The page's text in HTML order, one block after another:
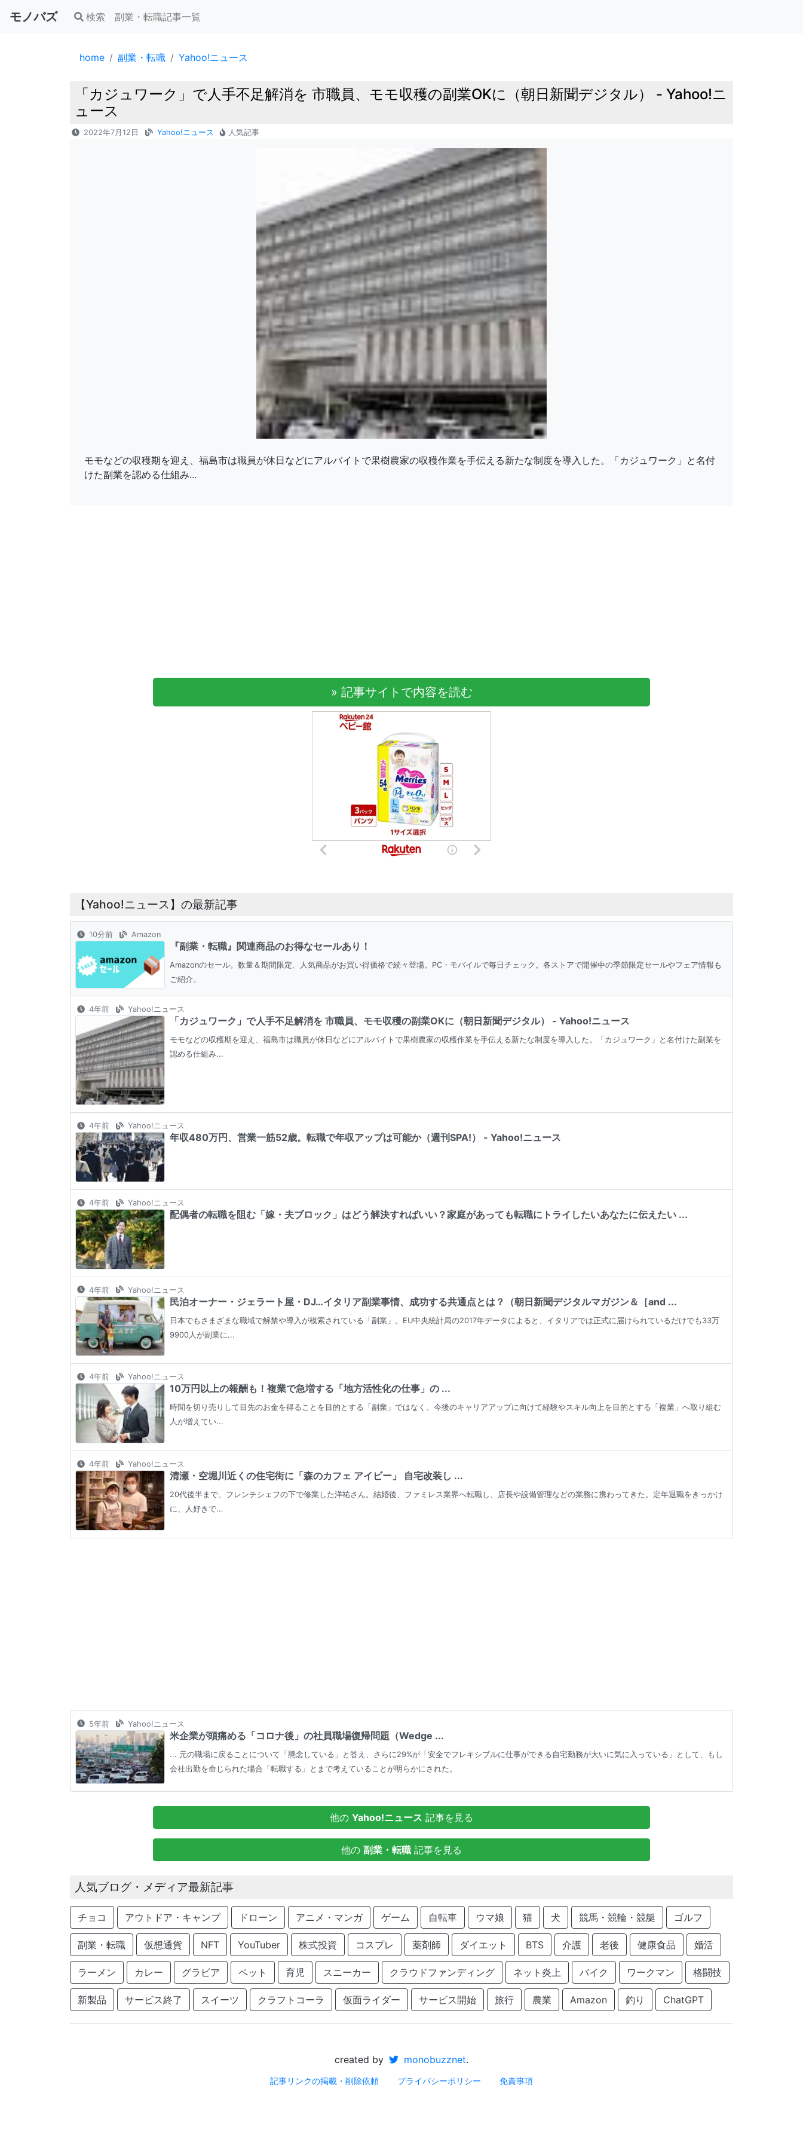
モノバズ 検索 副業・転職記事一覧
home 副業・転職 Yahoo!ニュース
「カジュワーク」で人手不足解消を 市職員、モモ収穫の副業OKに（朝日新聞デジタル） - Yahoo!ニ
ュース
2022年7月12日 Yahoo!ニュース 人気記事
モモなどの収穫期を迎え、福島市は職員が休日などにアルバイトで果樹農家の収穫作業を手伝える新たな制度を導入した。「カジュワーク」と名付
けた副業を認める仕組み...
» 記事サイトで内容を読む
【Yahoo!ニュース】の最新記事
10分前 Amazon
『副業・転職』関連商品のお得なセールあり！
Amazonのセール。数量＆期間限定、人気商品がお買い得価格で続々登場。PC・モバイルで毎日チェック。各ストアで開催中の季節限定セールやフェア情報も
ご紹介。
4年前 Yahoo!ニュース
「カジュワーク」で人手不足解消を 市職員、モモ収穫の副業OKに（朝日新聞デジタル） - Yahoo!ニュース
モモなどの収穫期を迎え、福島市は職員が休日などにアルバイトで果樹農家の収穫作業を手伝える新たな制度を導入した。「カジュワーク」と名付けた副業を
認める仕組み...
4年前 Yahoo!ニュース
年収480万円、営業一筋52歳。転職で年収アップは可能か（週刊SPA!） - Yahoo!ニュース
4年前 Yahoo!ニュース
配偶者の転職を阻む「嫁・夫ブロック」はどう解決すればいい？家庭があっても転職にトライしたいあなたに伝えたい ...
4年前 Yahoo!ニュース
民泊オーナー・ジェラート屋・DJ…イタリア副業事情、成功する共通点とは？（朝日新聞デジタルマガジン＆［and ...
日本でもさまざまな職域で解禁や導入が模索されている「副業」。EU中央統計局の2017年データによると、イタリアでは正式に届けられているだけでも33万
9900人が副業に...
4年前 Yahoo!ニュース
10万円以上の報酬も！複業で急増する「地方活性化の仕事」の ...
時間を切り売りして目先のお金を得ることを目的とする「副業」ではなく、今後のキャリアアップに向けて経験やスキル向上を目的とする「複業」へ取り組む
人が増えてい...
4年前 Yahoo!ニュース
清瀬・空堀川近くの住宅街に「森のカフェ アイビー」 自宅改装し ...
20代後半まで、フレンチシェフの下で修業した洋祐さん。結婚後、ファミレス業界へ転職し、店長や設備管理などの業務に携わってきた。定年退職をきっかけ
に、人好きで...
5年前 Yahoo!ニュース
米企業が頭痛める「コロナ後」の社員職場復帰問題（Wedge ...
... 元の職場に戻ることについて「懸念している」と答え、さらに29%が「安全でフレキシブルに仕事ができる自宅勤務が大いに気に入っている」として、もし
会社出勤を命じられた場合「転職する」とまで考えていることが明らかにされた。
他の Yahoo!ニュース 記事を見る
他の 副業・転職 記事を見る
人気ブログ・メディア最新記事
チョコ アウトドア・キャンプ ドローン アニメ・マンガ ゲーム 自転車 ウマ娘 猫 犬 競馬・競輪・競艇 ゴルフ
副業・転職 仮想通貨 NFT YouTuber 株式投資 コスプレ 薬剤師 ダイエット BTS 介護 老後 健康食品 婚活
ラーメン カレー グラビア ペット 育児 スニーカー クラウドファンディング ネット炎上 バイク ワークマン 格闘技
新製品 サービス終了 スイーツ クラフトコーラ 仮面ライダー サービス開始 旅行 農業 Amazon 釣り ChatGPT
created by monobuzznet.
記事リンクの掲載・削除依頼 プライバシーポリシー 免責事項